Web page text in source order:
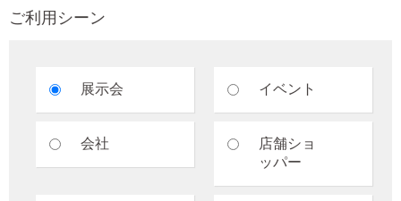
ご利用シーン
展示会 イベント
会社
店舗ショ
ッパー